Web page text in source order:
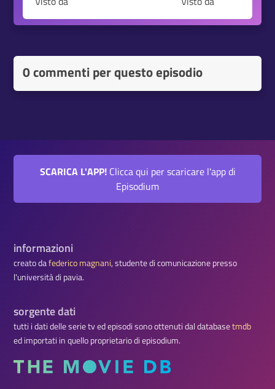
0 commenti per questo episodio
SCARICA L'APP!Clicca qui per scaricare l'app di
Episodium
informazioni
creato dafederico magnani, studente di comunicazione presso
l'università di pavia.
sorgente dati
tutti i dati delle serie tv ed episodi sono ottenuti dal databasetmdb
ed importati in quello proprietario di episodium.